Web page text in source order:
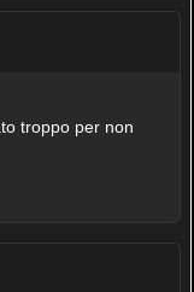
troppo per non